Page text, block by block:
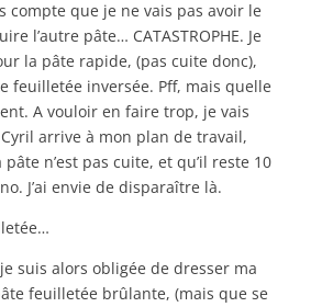
compte que je ne vais pas avoir le
l’autre pâte… CATASTROPHE. Je
la pâte rapide, (pas cuite donc),
feuilletée inversée. Pff, mais quelle
A vouloir en faire trop, je vais
arrive à mon plan de travail,
n’est pas cuite, et qu’il reste 10
J’ai envie de disparaître là.
suis alors obligée de dresser ma
feuilletée brûlante, (mais que se